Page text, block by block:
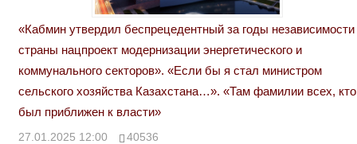
«Кабмин утвердил беспрецедентный за годы независимости
страны нацпроект модернизации энергетического и
коммунального секторов». «Если бы я стал министром
сельского хозяйства Казахстана…». «Там фамилии всех, кто
был приближен к власти»
27.01.2025 12:00 40536